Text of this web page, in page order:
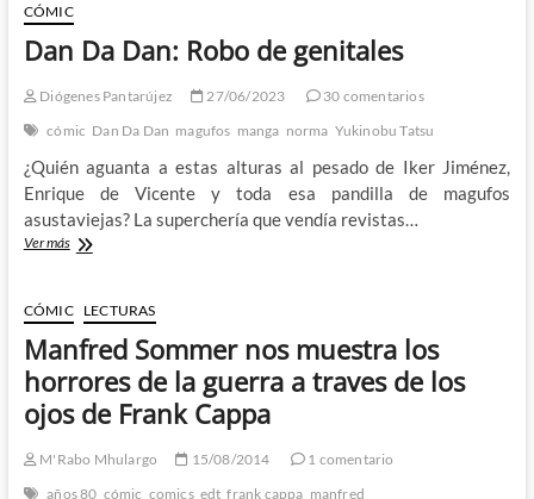
CÓMIC
Dan Da Dan: Robo de genitales
Diógenes Pantarújez 27/06/2023
30 comentarios
cómic Dan Da Dan magufos manga norma Yukinobu Tatsu
¿Quién aguanta a estas alturas al pesado de Iker Jiménez,
Enrique de Vicente y toda esa pandilla de magufos
asustaviejas? La superchería que vendía revistas…
Ver másDan
Robo
de
genitales
CÓMIC LECTURAS
Manfred Sommer nos muestra los
horrores de la guerra a traves de los
ojos de Frank Cappa
M'Rabo Mhulargo 15/08/2014
1 comentario
años 80 cómic comics edt frank cappa manfred